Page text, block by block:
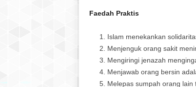
Faedah Praktis
Islam menekankan
Menjenguk orang sakit
Mengiringi jenazah
Menjawab orang bersin
Melepas sumpah orang lain